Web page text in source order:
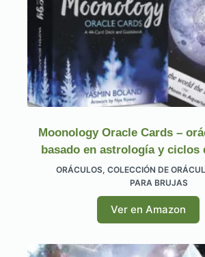
Moonology Oracle Cards –
basado en astrología y ciclos
ORÁCULOS,COLECCIÓN DE
PARA BRUJAS
Ver en Amazon